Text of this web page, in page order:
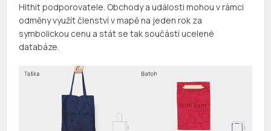
Hithit podporovatele. Obchody a události mohou v rámci
odměny využít členství v mapě na jeden rok za
symbolickou cenu a stát se tak součástí ucelené
databáze.